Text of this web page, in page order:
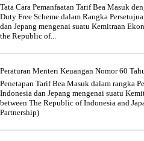
Tata Cara Pemanfaatan Tarif Bea Masuk
Duty Free Scheme dalam Rangka
dan Jepang mengenai suatu Kemitraan
the Republic of...
Peraturan Menteri Keuangan Nomor 60
Penetapan Tarif Bea Masuk dalam rangka
Indonesia dan Jepang mengenai suatu
between The Republic of Indonesia and
Partnership)